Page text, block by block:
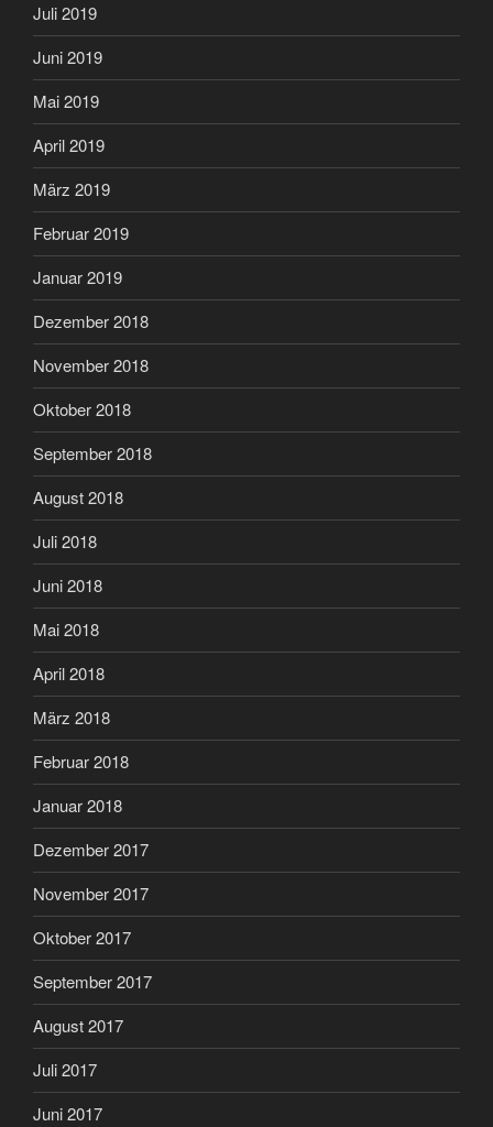
Juli 2019
Juni 2019
Mai 2019
April 2019
März 2019
Februar 2019
Januar 2019
Dezember 2018
November 2018
Oktober 2018
September 2018
August 2018
Juli 2018
Juni 2018
Mai 2018
April 2018
März 2018
Februar 2018
Januar 2018
Dezember 2017
November 2017
Oktober 2017
September 2017
August 2017
Juli 2017
Juni 2017